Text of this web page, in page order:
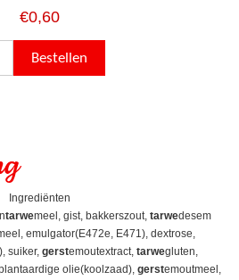
€0,60
Ingrediënten
tarwemeel, gist, bakkerszout, tarwedesem
emulgator(E472e, E471), dextrose,
suiker, gerstemoutextract, tarwegluten,
olie(koolzaad), gerstemoutmeel,